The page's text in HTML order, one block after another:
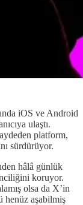
iOS ve Android
ulaştı.
platform,
sürdürüyor.
hâlâ günlük
koruyor.
olsa da X’in
henüz aşabilmiş